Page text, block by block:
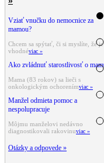
Vziať vnučku do nemocnice za
mamou?
Chcem sa spýtať, či si myslíte, že je
vhodnéviac »
Ako zvládnuť starostlivosť o
Mama (83 rokov) sa lieči s
onkologickým ochorenímviac »
Manžel odmieta pomoc a
nespolupracuje
Môjmu manželovi nedávno
diagnostikovali rakovinuviac »
Otázky a odpovede »